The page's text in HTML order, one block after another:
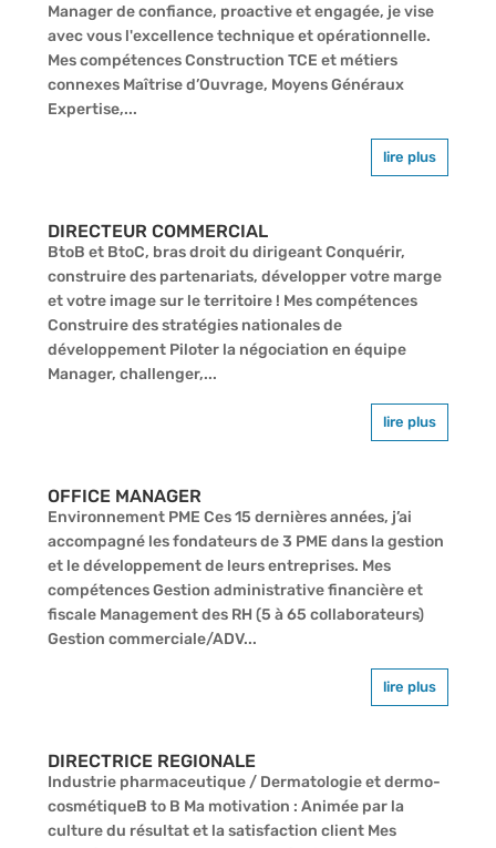
Manager de confiance, proactive et engagée, je vise
avec vous l'excellence technique et opérationnelle.
Mes compétences Construction TCE et métiers
connexes Maîtrise d’Ouvrage, Moyens Généraux
Expertise,...
lire plus
DIRECTEUR COMMERCIAL
BtoB et BtoC, bras droit du dirigeant Conquérir,
construire des partenariats, développer votre marge
et votre image sur le territoire ! Mes compétences
Construire des stratégies nationales de
développement Piloter la négociation en équipe
Manager, challenger,...
lire plus
OFFICE MANAGER
Environnement PME Ces 15 dernières années, j’ai
accompagné les fondateurs de 3 PME dans la gestion
et le développement de leurs entreprises. Mes
compétences Gestion administrative financière et
fiscale Management des RH (5 à 65 collaborateurs)
Gestion commerciale/ADV...
lire plus
DIRECTRICE REGIONALE
Industrie pharmaceutique / Dermatologie et dermo-
cosmétiqueB to B Ma motivation : Animée par la
culture du résultat et la satisfaction client Mes